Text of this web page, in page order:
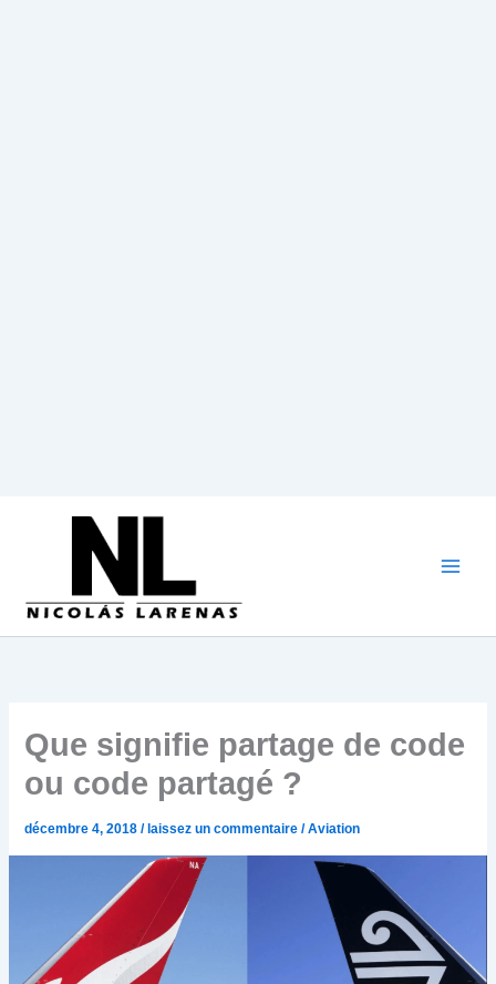
Que signifie partage de code
ou code partagé ?
décembre 4, 2018/ laissez un commentaire /Aviation